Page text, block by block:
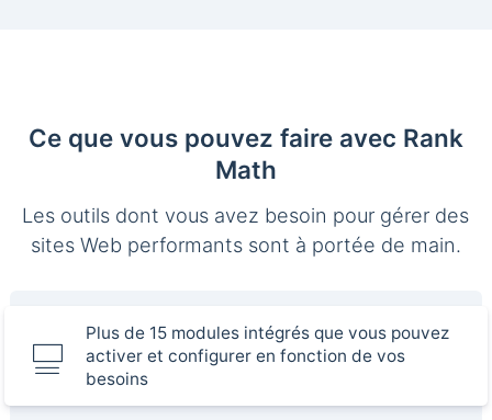
Ce que vous pouvez faire avec Rank
Math
Les outils dont vous avez besoin pour gérer des
sites Web performants sont à portée de main.
Plus de 15 modules intégrés que vous pouvez
activer et configurer en fonction de vos
besoins